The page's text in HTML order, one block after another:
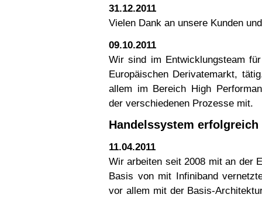
31.12.2011
Vielen Dank an unsere Kunden
09.10.2011
Wir sind im Entwicklungsteam
Europäischen Derivatemarkt,
allem im Bereich High
der verschiedenen Prozesse mit.
Handelssystem
11.04.2011
Wir arbeiten seit 2008 mit an der
Basis von mit Infiniband
vor allem mit der Basis-